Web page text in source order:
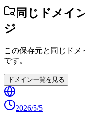
同じドメイ
ジ
この保存元と同じド
です。
ドメイン一覧を見る
2026/5/5